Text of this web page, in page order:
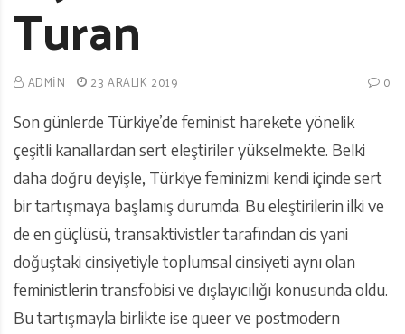
Turan
ADMIN 23 ARALIK 2019 0
Son günlerde Türkiye’de feminist harekete yönelik
çeşitli kanallardan sert eleştiriler yükselmekte. Belki
daha doğru deyişle, Türkiye feminizmi kendi içinde sert
bir tartışmaya başlamış durumda. Bu eleştirilerin ilki ve
de en güçlüsü, transaktivistler tarafından cis yani
doğuştaki cinsiyetiyle toplumsal cinsiyeti aynı olan
feministlerin transfobisi ve dışlayıcılığı konusunda oldu.
Bu tartışmayla birlikte ise queer ve postmodern